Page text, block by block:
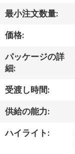
私
達
つ
い
て
最小注文数量:
価格:
パッケージの詳
細:
受渡し時間:
供給の能力:
ハイライト: